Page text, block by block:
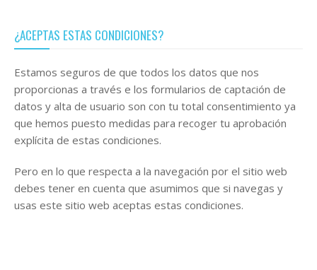
¿ACEPTAS ESTAS CONDICIONES?
Estamos seguros de que todos los datos que nos
proporcionas a través e los formularios de captación de
datos y alta de usuario son con tu total consentimiento ya
que hemos puesto medidas para recoger tu aprobación
explícita de estas condiciones.
Pero en lo que respecta a la navegación por el sitio web
debes tener en cuenta que asumimos que si navegas y
usas este sitio web aceptas estas condiciones.